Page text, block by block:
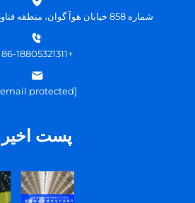
شماره 858 خیابان هوآ گوان، منطقه فناوری بالا، چینگ‌داو، چین
+86-18805321311
[email protected]
پست اخیر